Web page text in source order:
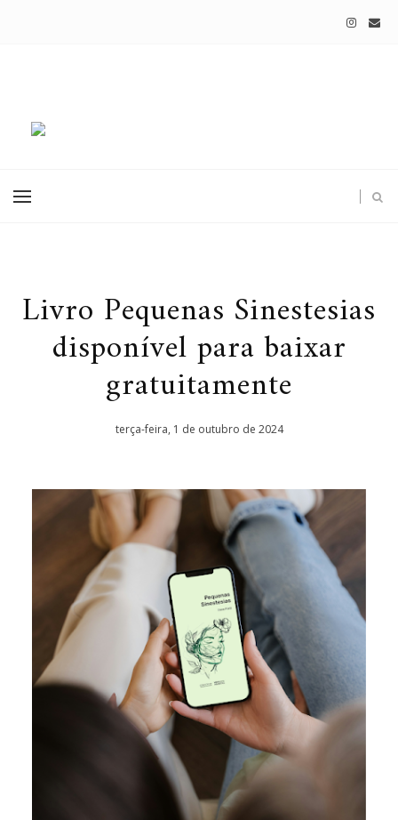
Livro Pequenas Sinestesias
disponível para baixar
gratuitamente
terça-feira, 1 de outubro de 2024